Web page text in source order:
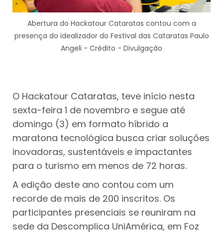
Abertura do Hackatour Cataratas contou com a
presença do idealizador do Festival das Cataratas Paulo
Angeli - Crédito - Divulgação
O Hackatour Cataratas, teve início nesta
sexta-feira 1 de novembro e segue até
domingo (3) em formato híbrido a
maratona tecnológica busca criar soluções
inovadoras, sustentáveis e impactantes
para o turismo em menos de 72 horas.
A edição deste ano contou com um
recorde de mais de 200 inscritos. Os
participantes presenciais se reuniram na
sede da Descomplica UniAmérica, em Foz